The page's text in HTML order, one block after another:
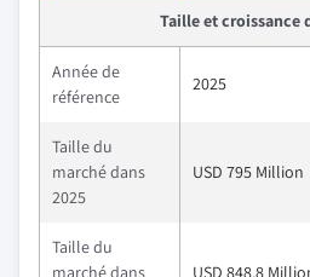
Taille et croissance
Année de
référence
2025
Taille du
marché dans
2025
USD 795 Million
Taille du
marché dans
USD 848.8